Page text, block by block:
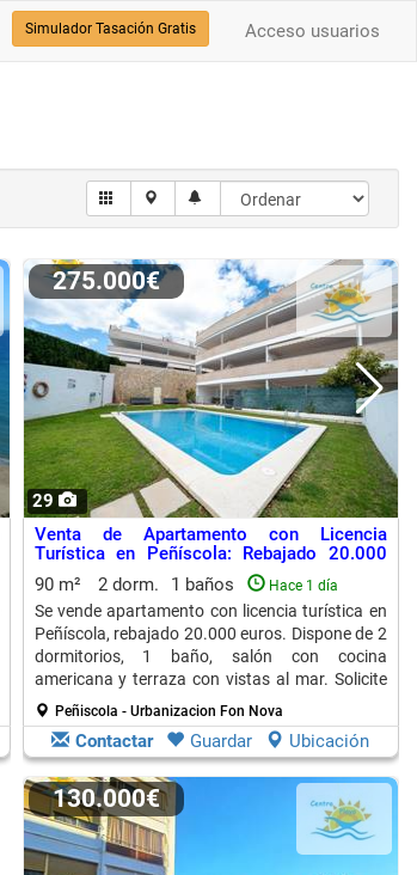
Acceso usuarios
Simulador Tasación Gratis
29
275.000€
Venta de Apartamento con Licencia
Turística en Peñíscola: Rebajado 20.000
Euros
90 m² 2 dorm. 1 baños Hace 1 día
Se vende apartamento con licencia turística en
Peñíscola, rebajado 20.000 euros. Dispone de 2
dormitorios, 1 baño, salón con cocina
americana y terraza con vistas al mar. Solicite
visita.Peñiscola - Urbanizacion Fon Nova
Contactar Guardar Ubicación
130.000€